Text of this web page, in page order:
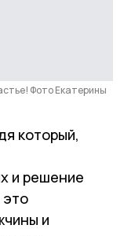
Фото Екатерины
который,
и решение
и